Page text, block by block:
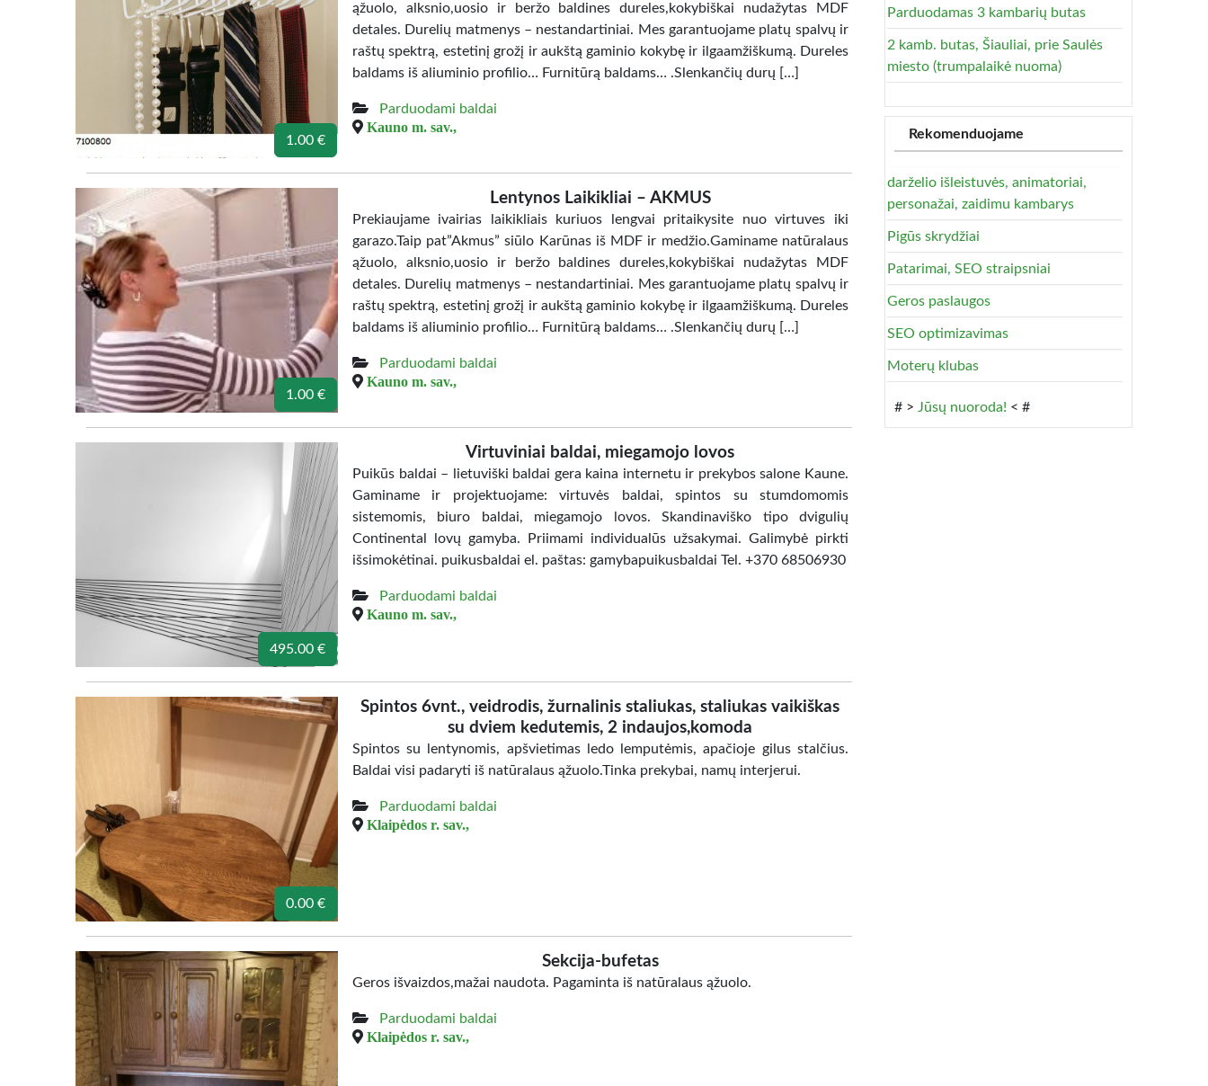
1.00 €
ąžuolo, alksnio,uosio ir beržo baldines dureles,kokybiškai nudažytas MDF
detales. Durelių matmenys – nestandartiniai. Mes garantuojame platų spalvų ir
raštų spektrą, estetinį grožį ir aukštą gaminio kokybę ir ilgaamžiškumą. Dureles
baldams iš aliuminio profilio… Furnitūrą baldams… .Slenkančių durų […]
Parduodami baldai
Kauno m. sav.,
1.00 €
Lentynos Laikikliai – AKMUS
Prekiaujame ivairias laikikliais kuriuos lengvai pritaikysite nuo virtuves iki
garazo.Taip pat”Akmus” siūlo Karūnas iš MDF ir medžio.Gaminame natūralaus
ąžuolo, alksnio,uosio ir beržo baldines dureles,kokybiškai nudažytas MDF
detales. Durelių matmenys – nestandartiniai. Mes garantuojame platų spalvų ir
raštų spektrą, estetinį grožį ir aukštą gaminio kokybę ir ilgaamžiškumą. Dureles
baldams iš aliuminio profilio… Furnitūrą baldams… .Slenkančių durų […]
Parduodami baldai
Kauno m. sav.,
495.00 €
Virtuviniai baldai, miegamojo lovos
Puikūs baldai – lietuviški baldai gera kaina internetu ir prekybos salone Kaune.
Gaminame ir projektuojame: virtuvės baldai, spintos su stumdomomis
sistemomis, biuro baldai, miegamojo lovos. Skandinaviško tipo dvigulių
Continental lovų gamyba. Priimami individualūs užsakymai. Galimybė pirkti
išsimokėtinai. puikusbaldai el. paštas: gamybapuikusbaldai Tel. +370 68506930
Parduodami baldai
Kauno m. sav.,
0.00 €
Spintos 6vnt., veidrodis, žurnalinis staliukas, staliukas vaikiškas
su dviem kedutemis, 2 indaujos,komoda
Spintos su lentynomis, apšvietimas ledo lemputėmis, apačioje gilus stalčius.
Baldai visi padaryti iš natūralaus ąžuolo.Tinka prekybai, namų interjerui.
Parduodami baldai
Klaipėdos r. sav.,
Sekcija-bufetas
Geros išvaizdos,mažai naudota. Pagaminta iš natūralaus ąžuolo.
Parduodami baldai
Klaipėdos r. sav.,
Parduodamas 3 kambarių butas
2 kamb. butas, Šiauliai, prie Saulės
miesto (trumpalaikė nuoma)
Rekomenduojame
darželio išleistuvės, animatoriai,
personažai, zaidimu kambarys
Pigūs skrydžiai
Patarimai, SEO straipsniai
Geros paslaugos
SEO optimizavimas
Moterų klubas
# > Jūsų nuoroda! < #